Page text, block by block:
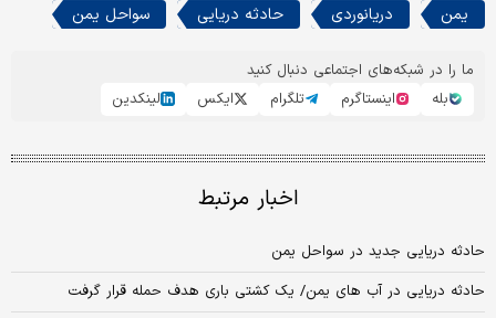
یمن دریانوردی حادثه دریایی سواحل یمن
ما را در شبکه‌های اجتماعی دنبال کنید
بله
اینستاگرم تلگرام ایکس لینکدین
اخبار مرتبط
حادثه دریایی جدید در سواحل یمن
حادثه دریایی در آب‌ های یمن/ یک کشتی باری هدف حمله قرار گرفت